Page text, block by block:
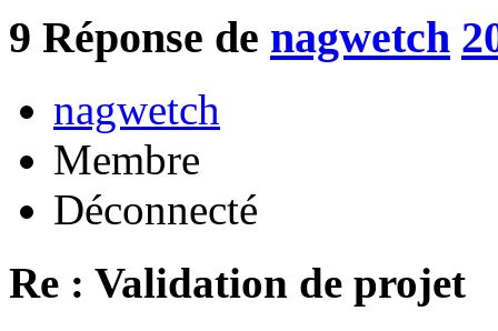
9 Réponse de nagwetch
nagwetch
Membre
Déconnecté
Re : Validation de projet